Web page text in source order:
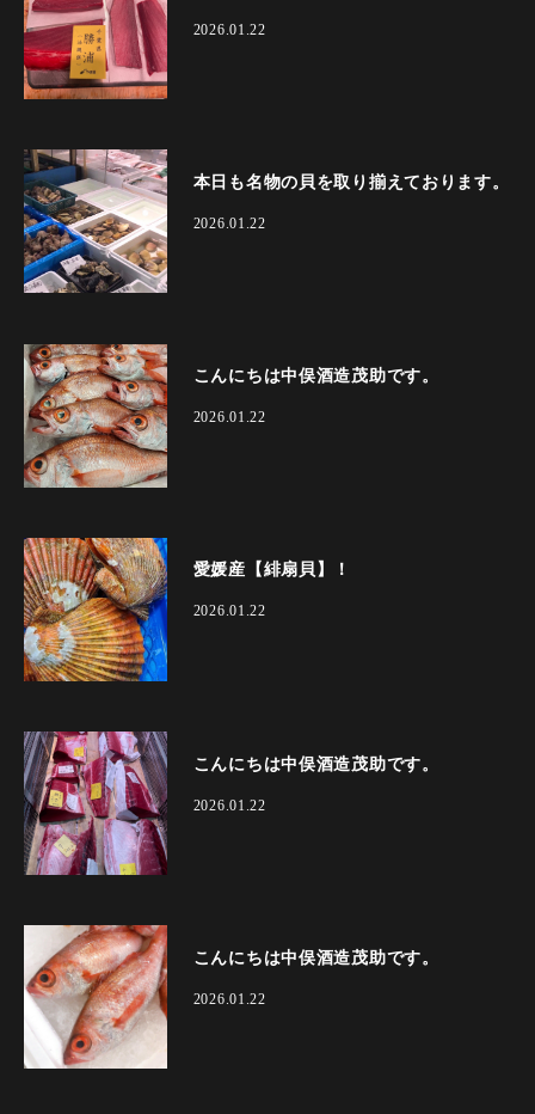
2026.01.22
本日も名物の貝を取り揃えております。
2026.01.22
こんにちは中俣酒造茂助です。
2026.01.22
愛媛産【緋扇貝】！
2026.01.22
こんにちは中俣酒造茂助です。
2026.01.22
こんにちは中俣酒造茂助です。
2026.01.22